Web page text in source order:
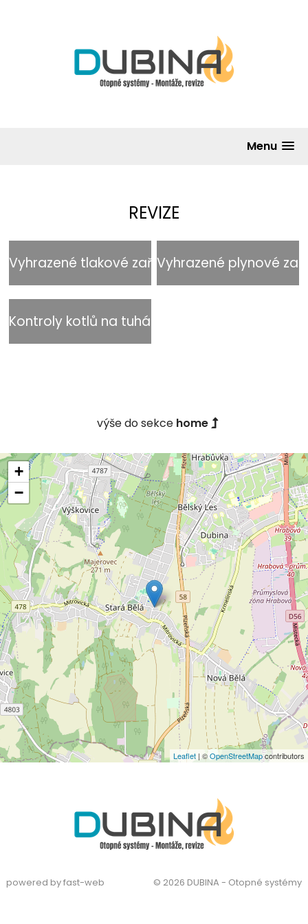
Menu
REVIZE
Vyhrazené tlakové zařízeníVyhrazené plynové
Kontroly kotlů na tuhá paliva
výše do sekce home
+
−
Leaflet | ©OpenStreetMapcontributors
powered by fast-web © 2026 DUBINA - Otopné systémy